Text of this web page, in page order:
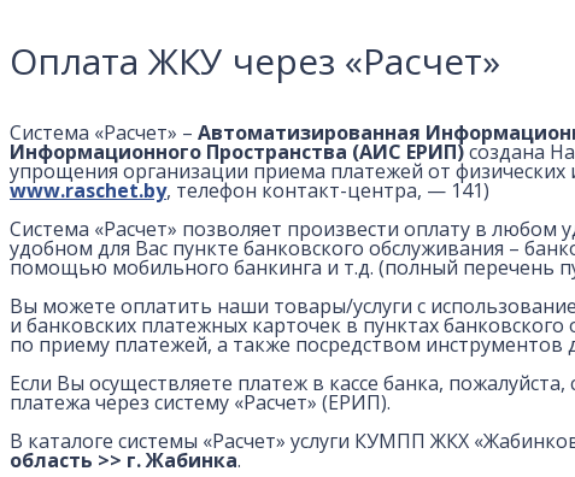
Оплата ЖКУ через «Расчет»
Система «Расчет» – Автоматизированная
Информационного Пространства (АИС ЕРИП)создана
упрощения организации приема платежей от
www.raschet.by, телефон контакт-центра, — 141)
Система «Расчет» позволяет произвести оплату в любом
удобном для Вас пункте банковского обслуживания –
помощью мобильного банкинга и т.д. (полный перечень
Вы можете оплатить наши товары/услуги с
и банковских платежных карточек в пунктах
по приему платежей, а также посредством инструментов
Если Вы осуществляете платеж в кассе банка,
платежа через систему «Расчет» (ЕРИП).
В каталоге сиcтемы «Расчет» услуги КУМПП ЖКХ
область >> г. Жабинка.